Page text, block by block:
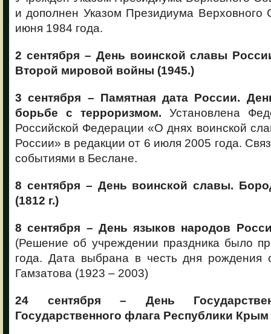
и дополнен Указом Президиума
июня 1984 года.
2 сентября – День воинской славы
Второй мировой войны (1945.)
3 сентября – Памятная дата России.
борьбе с терроризмом. Установлена
Российской Федерации «О днях воинской
России» в редакции от 6 июля 2005 года.
событиями в Беслане.
8 сентября – День воинской славы.
(1812 г.)
8 сентября – День языков народов
(Решение об учреждении праздника было
года. Дата выбрана в честь дня рождения
Гамзатова (1923 – 2003)
24 сентября – День
Государственного флага Республики Крым